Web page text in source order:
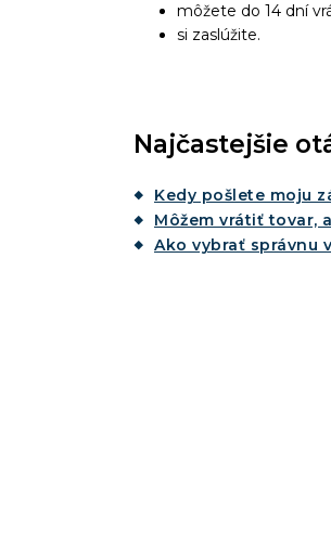
môžete do 14 dní
si zaslúžite.
Najčastejšie
Kedy pošlete moju
Môžem vrátiť tovar,
Ako vybrať správnu